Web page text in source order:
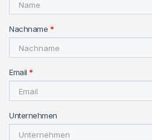
Nachname *
Email *
Unternehmen